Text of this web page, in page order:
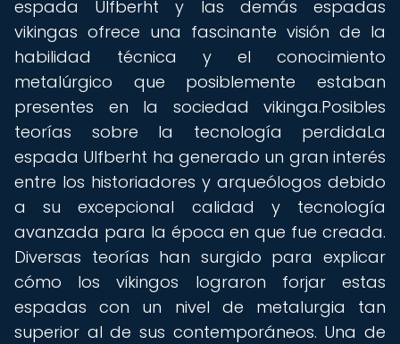
espada Ulfberht y las demás espadas
vikingas ofrece una fascinante visión de la
habilidad técnica y el conocimiento
metalúrgico que posiblemente estaban
presentes en la sociedad vikinga.Posibles
teorías sobre la tecnología perdidaLa
espada Ulfberht ha generado un gran interés
entre los historiadores y arqueólogos debido
a su excepcional calidad y tecnología
avanzada para la época en que fue creada.
Diversas teorías han surgido para explicar
cómo los vikingos lograron forjar estas
espadas con un nivel de metalurgia tan
superior al de sus contemporáneos. Una de